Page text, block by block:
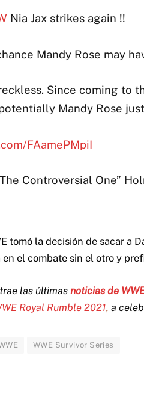
Nia Jax strikes again !!
Mandy Rose may
Since coming to
Mandy Rose
FAamePMpiI
Controversial One”
tomó la decisión de sacar a
el combate sin el otro y
las últimas noticias de
Royal Rumble 2021, a
WWE Survivor Series